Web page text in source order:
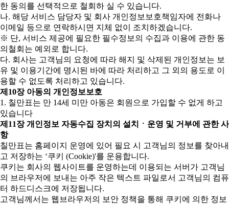
한 동의를 선택적으로 철회하 실 수 있습니다.
나. 해당 서비스 담당자 및 회사 개인정보보호책임자에 전화나
이메일 등으로 연락하시면 지체 없이 조치하겠습니다.
※ 단, 서비스 제공에 필요한 필수정보의 수집과 이용에 관한 동
의철회는 예외로 합니다.
다. 회사는 고객님의 요청에 따라 해지 및 삭제된 개인정보는 보
유 및 이용기간에 명시된 바에 따라 처리하고 그 외의 용도로 이
용할 수 없도록 처리하고 있습니다.
제10장 아동의 개인정보보호
1. 칠만표는 만 14세 미만 아동은 회원으로 가입할 수 없게 하고
있습니다
제11장 개인정보 자동수집 장치의 설치ㆍ운영 및 거부에 관한 사
항
칠만표는 홈페이지 운영에 있어 필요 시 고객님의 정보를 찾아내
고 저장하는 ‘쿠키 (Cookie)'를 운용합니다.
쿠키는 회사의 웹사이트를 운영하는데 이용되는 서버가 고객님
의 브라우저에 보내는 아주 작은 텍스트 파일로서 고객님의 컴퓨
터 하드디스크에 저장됩니다.
고객님께서는 웹브라우저의 보안 정책을 통해 쿠키에 의한 정보